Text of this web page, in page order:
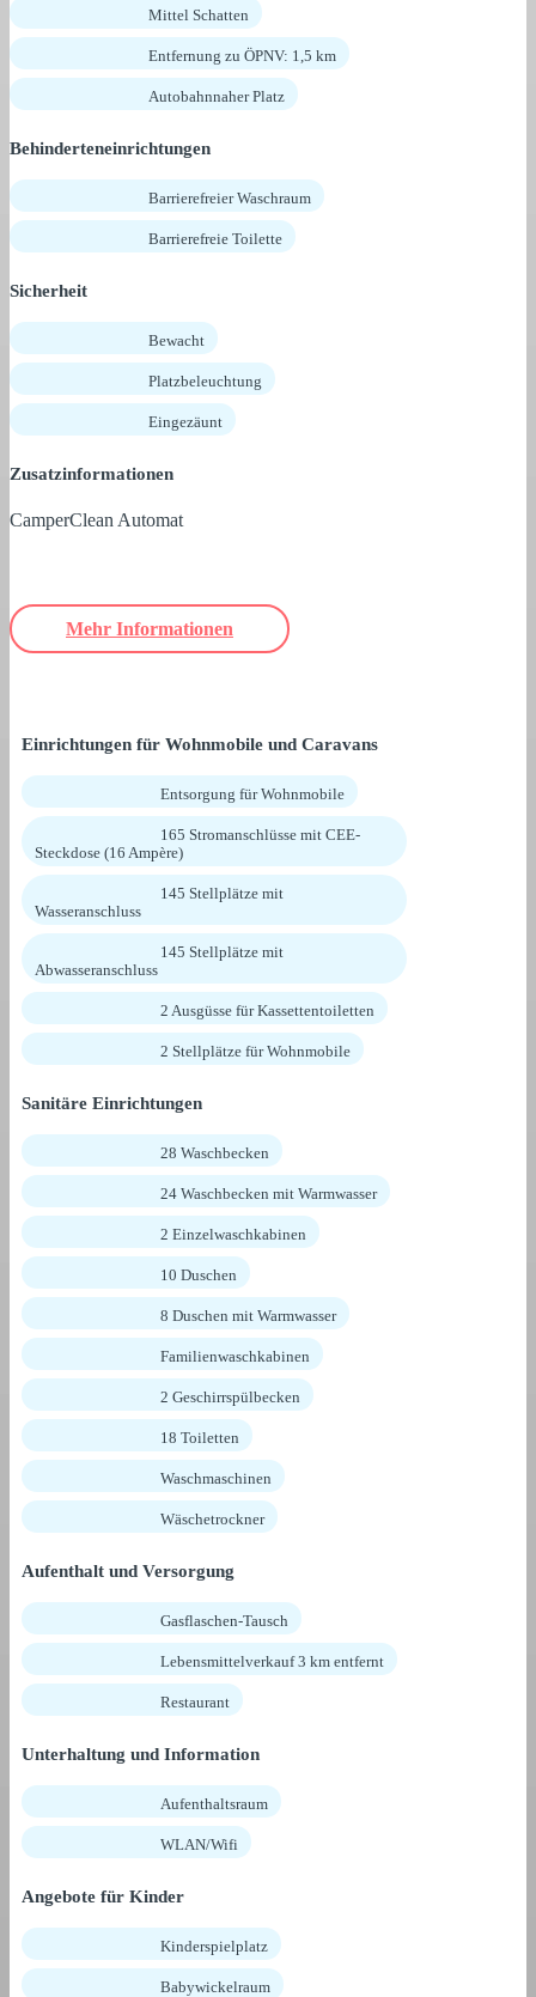
Mittel Schatten
Entfernung zu ÖPNV: 1,5 km
Autobahnnaher Platz
Behinderteneinrichtungen
Barrierefreier Waschraum
Barrierefreie Toilette
Sicherheit
Bewacht
Platzbeleuchtung
Eingezäunt
Zusatzinformationen
CamperClean Automat
Mehr Informationen
Einrichtungen für Wohnmobile und Caravans
Entsorgung für Wohnmobile
165 Stromanschlüsse mit CEE-
Steckdose (16 Ampère)
145 Stellplätze mit
Wasseranschluss
145 Stellplätze mit
Abwasseranschluss
2 Ausgüsse für Kassettentoiletten
2 Stellplätze für Wohnmobile
Sanitäre Einrichtungen
28 Waschbecken
24 Waschbecken mit Warmwasser
2 Einzelwaschkabinen
10 Duschen
8 Duschen mit Warmwasser
Familienwaschkabinen
2 Geschirrspülbecken
18 Toiletten
Waschmaschinen
Wäschetrockner
Aufenthalt und Versorgung
Gasflaschen-Tausch
Lebensmittelverkauf 3 km entfernt
Restaurant
Unterhaltung und Information
Aufenthaltsraum
WLAN/Wifi
Angebote für Kinder
Kinderspielplatz
Babywickelraum